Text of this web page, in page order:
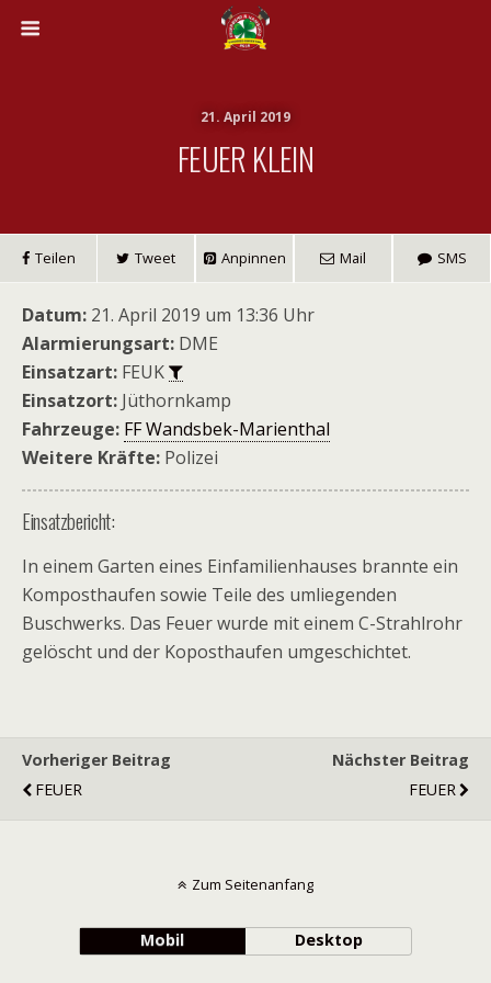
21. April 2019
FEUER KLEIN
Teilen Tweet Anpinnen Mail SMS
Datum: 21. April 2019 um 13:36 Uhr
Alarmierungsart: DME
Einsatzart: FEUK
Einsatzort: Jüthornkamp
Fahrzeuge: FF Wandsbek-Marienthal
Weitere Kräfte: Polizei
Einsatzbericht:
In einem Garten eines Einfamilienhauses brannte ein
Komposthaufen sowie Teile des umliegenden
Buschwerks. Das Feuer wurde mit einem C-Strahlrohr
gelöscht und der Koposthaufen umgeschichtet.
Vorheriger Beitrag
FEUER
Nächster Beitrag
FEUER
Zum Seitenanfang
Mobil Desktop